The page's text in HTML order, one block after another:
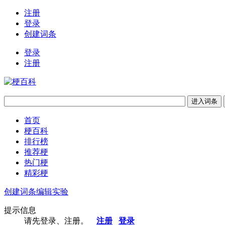
注册
登录
创建词条
登录
注册
首页
梗百科
排行榜
推荐梗
热门梗
精彩梗
创建词条编辑实验
提示信息
请先登录、注册。 注册 登录